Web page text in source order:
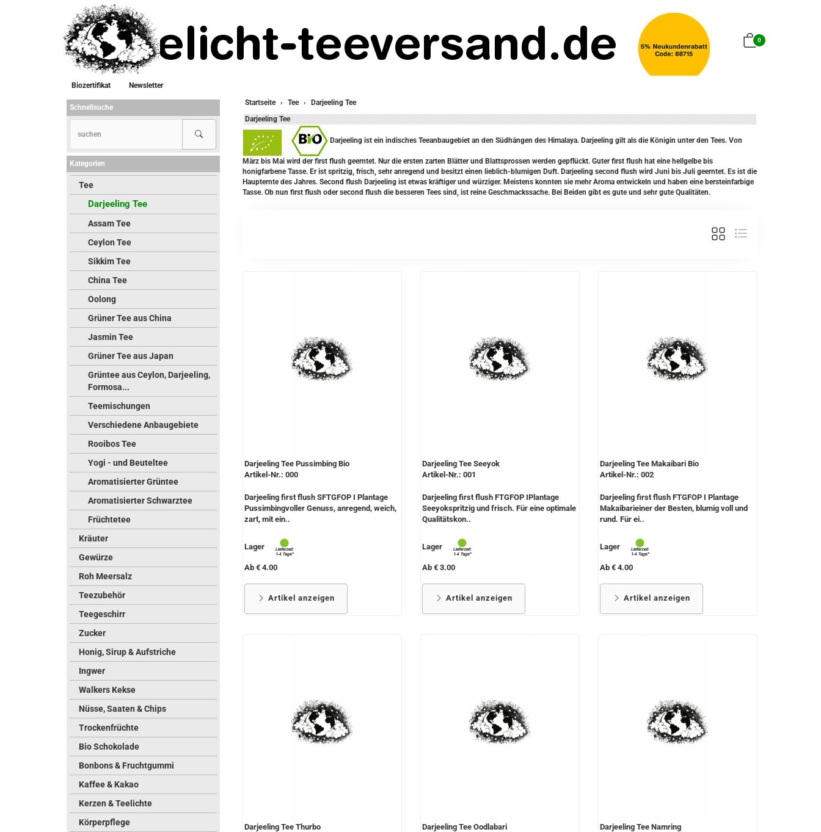
0
Biozertifikat
Newsletter
Startseite
Tee
Darjeeling Tee
Darjeeling Tee
Darjeeling ist ein indisches Teeanbaugebiet an den Südhängen des Himalaya. Darjeeling gilt als die Königin unter den Tees. Von
März bis Mai wird der first flush geerntet. Nur die ersten zarten Blätter und Blattsprossen werden gepflückt. Guter first flush hat eine hellgelbe bis
honigfarbene Tasse. Er ist spritzig, frisch, sehr anregend und besitzt einen lieblich-blumigen Duft. Darjeeling second flush wird Juni bis Juli geerntet. Es ist die
Haupternte des Jahres. Second flush Darjeeling ist etwas kräftiger und würziger. Meistens konnten sie mehr Aroma entwickeln und haben eine bersteinfarbige
Tasse. Ob nun first flush oder second flush die besseren Tees sind, ist reine Geschmackssache. Bei Beiden gibt es gute und sehr gute Qualitäten.
Darjeeling Tee Pussimbing Bio
Artikel-Nr.: 000
Darjeeling first flush SFTGFOP I Plantage
Pussimbingvoller Genuss, anregend, weich,
zart, mit ein..
Lager
Ab € 4.00
Artikel anzeigen
Darjeeling Tee Seeyok
Artikel-Nr.: 001
Darjeeling first flush FTGFOP IPlantage
Seeyokspritzig und frisch. Für eine optimale
Qualitätskon..
Lager
Ab € 3.00
Artikel anzeigen
Darjeeling Tee Makaibari Bio
Artikel-Nr.: 002
Darjeeling first flush FTGFOP I Plantage
Makaibarieiner der Besten, blumig voll und
rund. Für ei..
Lager
Ab € 4.00
Artikel anzeigen
Darjeeling Tee Thurbo
Darjeeling Tee Oodlabari
Darjeeling Tee Namring
Schnellsuche
Kategorien
Tee
Darjeeling Tee
Assam Tee
Ceylon Tee
Sikkim Tee
China Tee
Oolong
Grüner Tee aus China
Jasmin Tee
Grüner Tee aus Japan
Grüntee aus Ceylon, Darjeeling,
Formosa...
Teemischungen
Verschiedene Anbaugebiete
Rooibos Tee
Yogi - und Beuteltee
Aromatisierter Grüntee
Aromatisierter Schwarztee
Früchtetee
Kräuter
Gewürze
Roh Meersalz
Teezubehör
Teegeschirr
Zucker
Honig, Sirup & Aufstriche
Ingwer
Walkers Kekse
Nüsse, Saaten & Chips
Trockenfrüchte
Bio Schokolade
Bonbons & Fruchtgummi
Kaffee & Kakao
Kerzen & Teelichte
Körperpflege